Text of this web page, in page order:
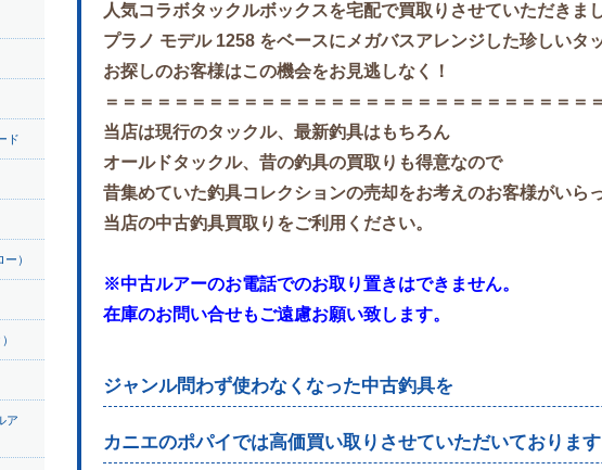
人気コラボタックルボックスを宅配で買取りさせていただきま
プラノ モデル 1258 をベースにメガバスアレンジした珍しいタ
お探しのお客様はこの機会をお見逃しなく！
＝＝＝＝＝＝＝＝＝＝＝＝＝＝＝＝＝＝＝＝＝＝＝＝＝＝＝＝
当店は現行のタックル、最新釣具はもちろん
オールドタックル、昔の釣具の買取りも得意なので
昔集めていた釣具コレクションの売却をお考えのお客様がいら
当店の中古釣具買取りをご利用ください。
※中古ルアーのお電話でのお取り置きはできません。
在庫のお問い合せもご遠慮お願い致します。
ジャンル問わず使わなくなった中古釣具を
カニエのポパイでは高価買い取りさせていただいておりま
ド
）
ア